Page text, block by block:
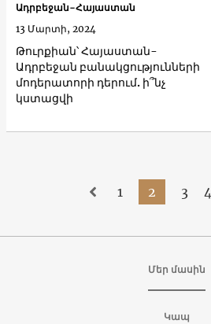
Թուրքիան՝ Հայաստան-
Ադրբեջան բանակցությունների
մոդերատորի դերում. ի՞նչ
կստացվի
Ադրբեջան-Հայաստան
13 Մարտի, 2024
1 2 3 4
Մեր մասին
Կապ